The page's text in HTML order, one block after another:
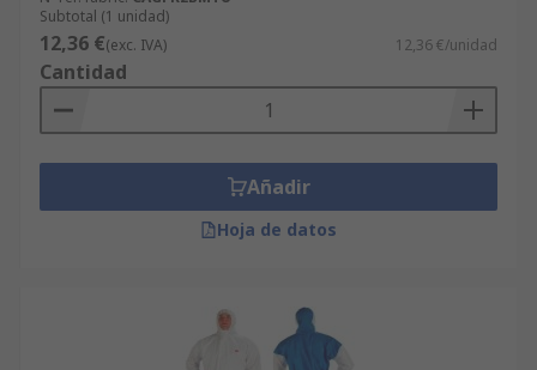
Subtotal (1 unidad)
12,36 €(exc. IVA) 12,36 €/unidad
Cantidad
Añadir
Hoja de datos